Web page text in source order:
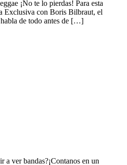
¡No te lo pierdas! Para esta
Exclusiva con Boris Bilbraut, el
de todo antes de […]
a ver bandas?¡Contanos en un